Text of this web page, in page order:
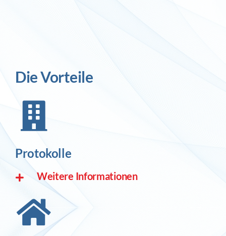
Die Vorteile
Protokolle
Weitere Informationen